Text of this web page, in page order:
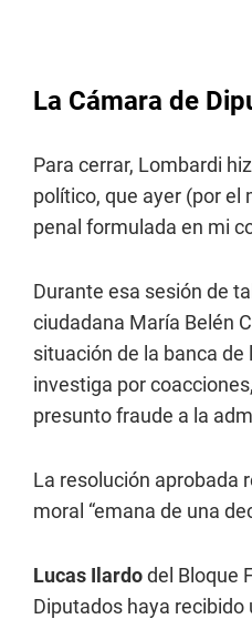
La Cámara de
Para cerrar, Lombardi
político, que ayer (por el
penal formulada en mi
Durante esa sesión de
ciudadana María Belén
situación de la banca
investiga por
presunto fraude a la
La resolución aprobada
moral “emana de una
Lucas Ilardodel Bloque
Diputados haya